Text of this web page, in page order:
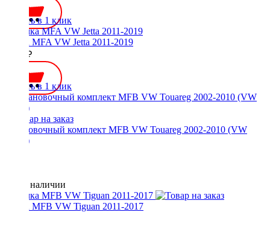
Купить в 1 клик
Рамка MFA VW Jetta 2011-2019
2000 ₽
Купить в 1 клик
Установочный комплект MFB VW Touareg 2002-2010 (VW
130N)
Нет в наличии
Рамка MFB VW Tiguan 2011-2017